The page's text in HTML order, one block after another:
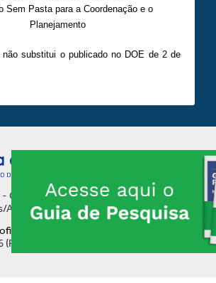
Sem Pasta para a Coordenação e o
Planejamento
não substitui o publicado no DOE de 2 de
Centro